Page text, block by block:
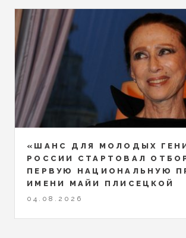
«ШАНС ДЛЯ МОЛОДЫХ
РОССИИ СТАРТОВАЛ
ПЕРВУЮ НАЦИОНАЛЬНУЮ
ИМЕНИ МАЙИ ПЛИСЕЦКОЙ
04.08.2026